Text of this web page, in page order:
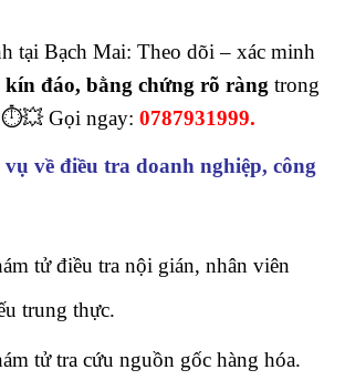
tại Bạch Mai: Theo dõi – xác minh
đáo, bằng chứng rõ ràng trong
⏱️💥 Gọi ngay: 0787931999.
về điều tra doanh nghiệp, công
tử điều tra nội gián, nhân viên
trung thực.
tử tra cứu nguồn gốc hàng hóa.